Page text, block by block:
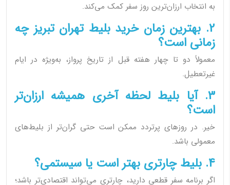
به انتخاب ارزان‌ترین روز سفر کمک می‌کند.
2. بهترین زمان خرید بلیط تهران تبریز چه
زمانی است؟
معمولاً دو تا چهار هفته قبل از تاریخ پرواز، به‌ویژه در ایام
غیرتعطیل.
3. آیا بلیط لحظه آخری همیشه ارزان‌تر
است؟
خیر. در روزهای پرتردد ممکن است حتی گران‌تر از بلیط‌های
معمولی باشد.
4. بلیط چارتری بهتر است یا سیستمی؟
اگر برنامه سفر قطعی دارید، چارتری می‌تواند اقتصادی‌تر باشد؛